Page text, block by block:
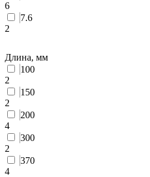
6
7.6
2
Длина, мм
100
2
150
2
200
4
300
2
370
4